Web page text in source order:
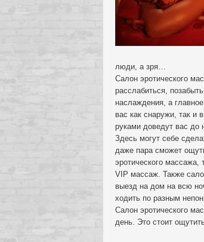
люди, а зря…
Салон эротического
расслабиться,
наслаждения, а
вас как снаружи, так и
руками доведут вас до
Здесь могут себе
даже пара сможет
эротического массажа,
VIP массаж. Также
выезд на дом на всю
ходить по разным
Салон эротического
день. Это стоит